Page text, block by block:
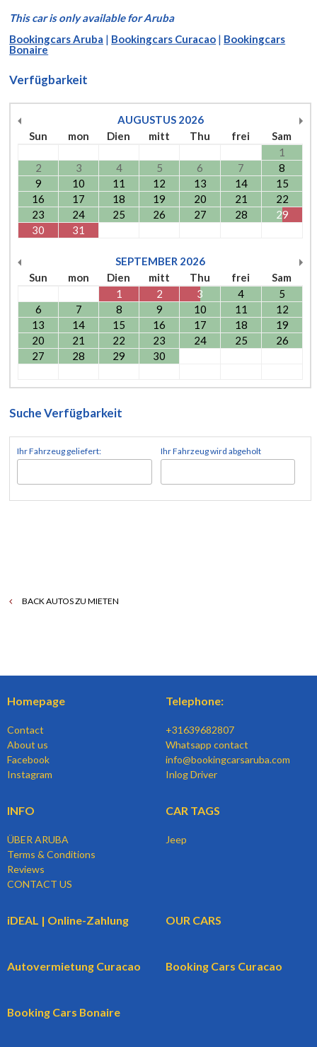
This car is only available for Aruba
Bookingcars Aruba | Bookingcars Curacao | Bookingcars
Bonaire
Verfügbarkeit
AUGUSTUS 2026
Sun
mon Dien mitt Thu frei
Sam
1
2
3 4 5 6 7
8
9
10 11 12 13 14
15
16
17 18 19 20 21
22
23
24 25 26 27 28
29
30
31
SEPTEMBER 2026
Sun
mon Dien mitt Thu frei
Sam
1
2 3 4
5
6
7 8 9 10 11
12
13
14 15 16 17 18
19
20
21 22 23 24 25
26
27
28 29 30
Suche Verfügbarkeit
Ihr Fahrzeug geliefert: Ihr Fahrzeug wird abgeholt
BACK AUTOS ZU MIETEN
Homepage
Contact
About us
Facebook
Instagram
Telephone:
+31639682807
Whatsapp contact
info@bookingcarsaruba.com
Inlog Driver
INFO
ÜBER ARUBA
Terms & Conditions
Reviews
CONTACT US
CAR TAGS
Jeep
iDEAL | Online-Zahlung OUR CARS
Autovermietung Curacao Booking Cars Curacao
Booking Cars Bonaire